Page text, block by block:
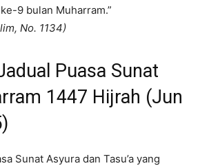
9 bulan Muharram.”
No. 1134)
Puasa Sunat
1447 Hijrah (Jun
Sunat Asyura dan Tasu’a yang